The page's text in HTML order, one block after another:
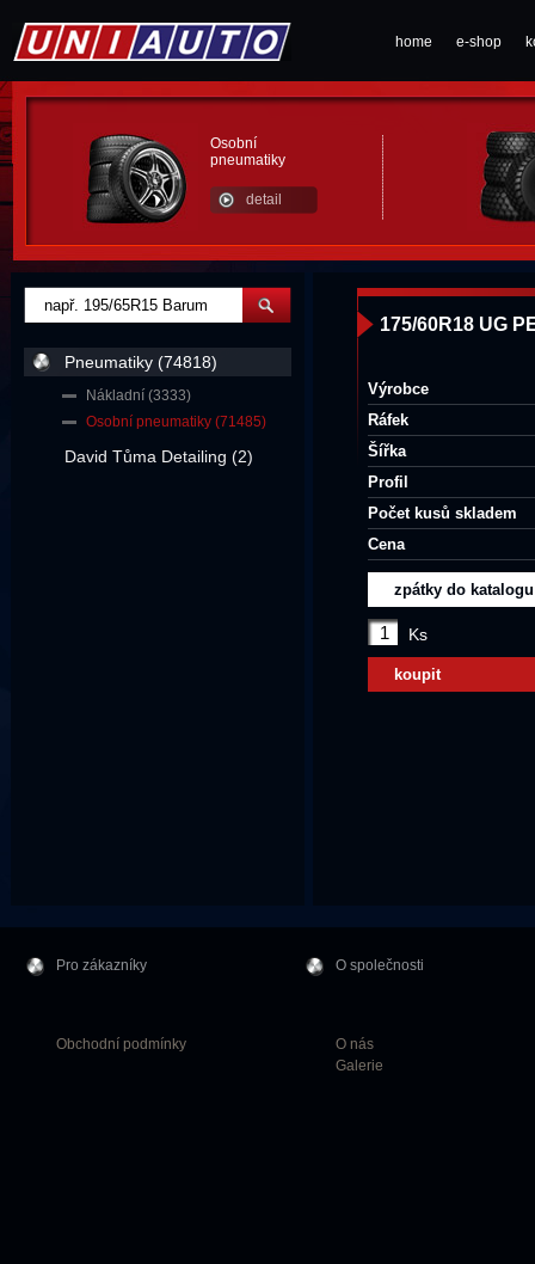
home e-shop
Osobní
pneumatiky
detail
175/60R18 UG
Výrobce
Ráfek
Šířka
Profil
Počet kusů skladem
Cena
zpátky do katalogu
Ks
koupit
Pneumatiky (74818)
Nákladní (3333)
Osobní pneumatiky (71485)
David Tůma Detailing (2)
Pro zákazníky
Obchodní podmínky
O společnosti
O nás
Galerie